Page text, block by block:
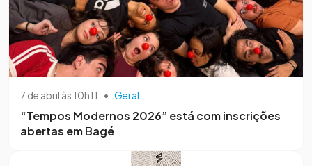
7 de abril às 10h11 • Geral
“Tempos Modernos 2026” está com inscrições
abertas em Bagé